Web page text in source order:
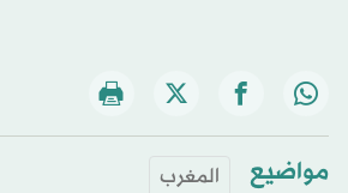
مواضيع المغرب